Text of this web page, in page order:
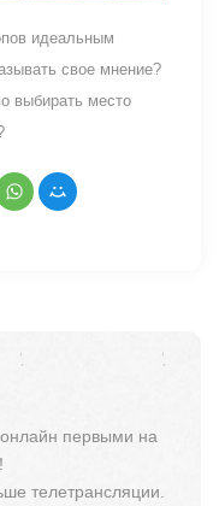
идеальным
свое мнение?
выбирать место
первыми на
телетрансляции.